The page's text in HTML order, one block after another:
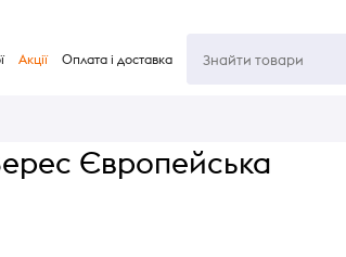
Акції Оплата і доставка
Європейська